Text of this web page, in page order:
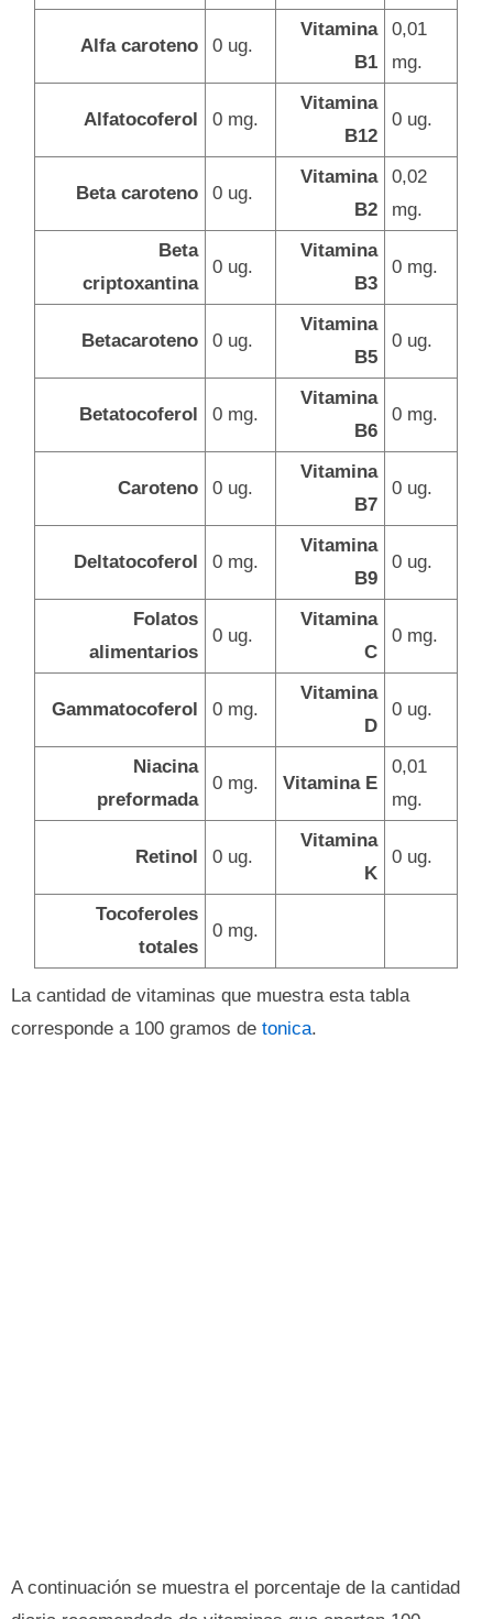
Alfa caroteno 0 ug.
Vitamina
B1
0,01
mg.
Alfatocoferol 0 mg.
Vitamina
B12
0 ug.
Beta caroteno 0 ug.
Vitamina
B2
0,02
mg.
Beta
criptoxantina
0 ug.
Vitamina
B3
0 mg.
Betacaroteno 0 ug.
Vitamina
B5
0 ug.
Betatocoferol 0 mg.
Vitamina
B6
0 mg.
Caroteno 0 ug.
Vitamina
B7
0 ug.
Deltatocoferol 0 mg.
Vitamina
B9
0 ug.
Folatos
alimentarios
0 ug.
Vitamina
C
0 mg.
Gammatocoferol 0 mg.
Vitamina
D
0 ug.
Niacina
preformada
0 mg. Vitamina E
0,01
mg.
Retinol 0 ug.
Vitamina
K
0 ug.
Tocoferoles
totales
0 mg.
La cantidad de vitaminas que muestra esta tabla
corresponde a 100 gramos de tonica.
A continuación se muestra el porcentaje de la cantidad